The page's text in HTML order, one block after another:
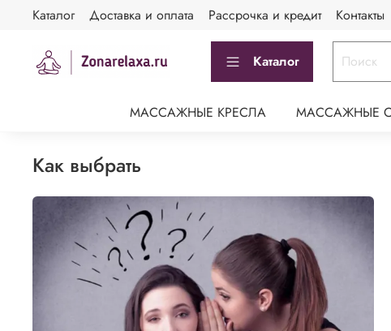
Каталог Доставка и оплата Рассрочка и кредит Контакты
Каталог
МАССАЖНЫЕ КРЕСЛА МАССАЖНЫЕ
как выбрать